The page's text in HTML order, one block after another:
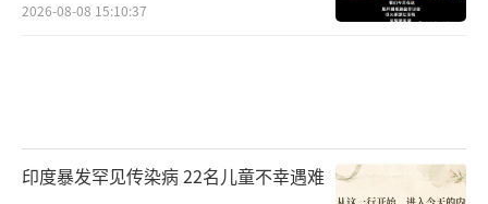
2026-08-08 15:10:37
印度暴发罕见传染病 22名儿童不幸遇难